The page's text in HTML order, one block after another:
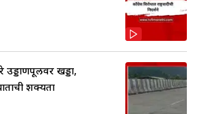
उड्डाणपूलवर खड्डा,
शक्यता